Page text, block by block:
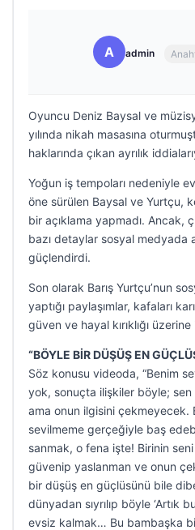
A admin
Oyuncu Deniz Baysal ve
yılında nikah masasına
haklarında çıkan ayrılık
Yoğun iş tempoları nedeniyle
öne sürülen Baysal ve Yurtçu,
bir açıklama yapmadı. Ancak,
bazı detaylar sosyal medyada
güçlendirdi.
Son olarak Barış Yurtçu’nun
yaptığı paylaşımlar, kafaları
güven ve hayal kırıklığı
“BÖYLE BİR DÜŞÜŞ EN
Söz konusu videoda, “Benim
yok, sonuçta ilişkiler böyle; sen
ama onun ilgisini çekmeyecek.
sevilmeme gerçeğiyle baş
sanmak, o fena işte! Birinin seni
güvenip yaslanman ve onun
bir düşüş en güçlüsünü bile
dünyadan sıyrılıp böyle ‘Artık
evsiz kalmak… Bu bambaşka